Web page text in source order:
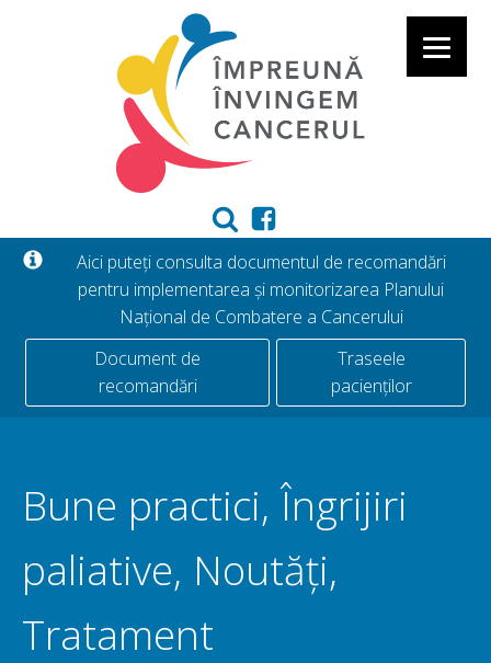
Aici puteți consulta documentul de recomandări
pentru implementarea și monitorizarea Planului
Național de Combatere a Cancerului
Document de
recomandări
Traseele
pacienților
Bune practici,Îngrijiri
paliative, Noutăți,
Tratament